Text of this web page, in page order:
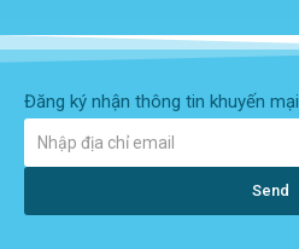
Đăng ký nhận thông tin khuyến mại
Send